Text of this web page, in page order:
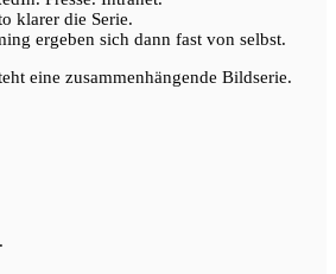
klarer die Serie.
ergeben sich dann fast von selbst.
eine zusammenhängende Bildserie.